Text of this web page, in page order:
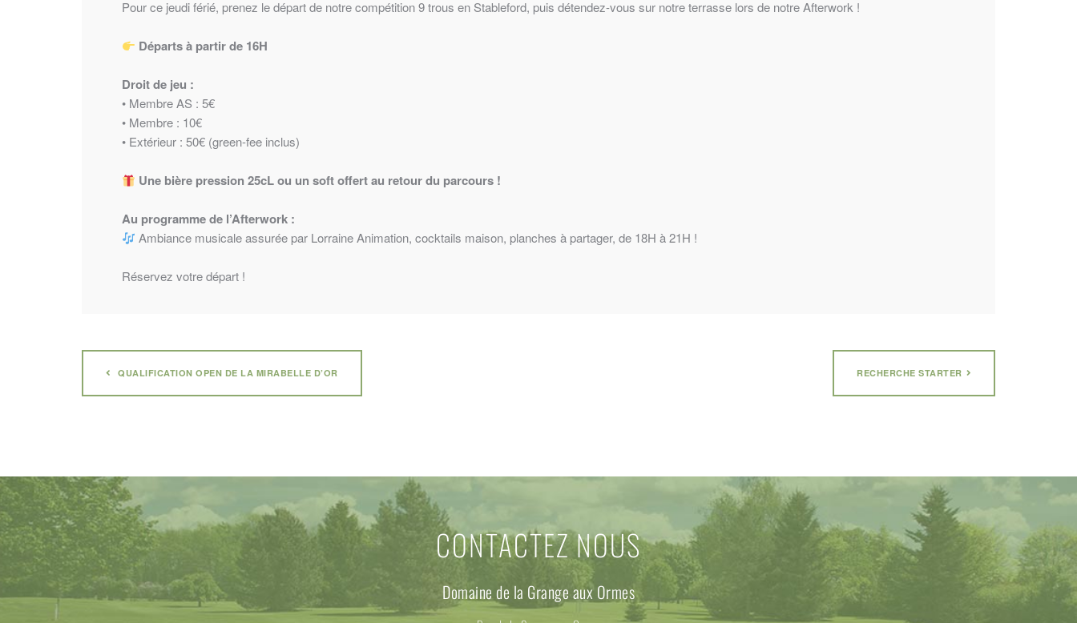
Pour ce jeudi férié, prenez le départ de notre compétition 9 trous en Stableford, puis détendez-vous sur notre terrasse lors de notre Afterwork !
Départs à partir de 16H
Droit de jeu :
• Membre AS : 5€
• Membre : 10€
• Extérieur : 50€ (green-fee inclus)
Une bière pression 25cL ou un soft offert au retour du parcours !
Au programme de l’Afterwork :
Ambiance musicale assurée par Lorraine Animation, cocktails maison, planches à partager, de 18H à 21H !
Réservez votre départ !
QUALIFICATION OPEN DE LA MIRABELLE D’OR RECHERCHE STARTER
CONTACTEZ NOUS
Domaine de la Grange aux Ormes